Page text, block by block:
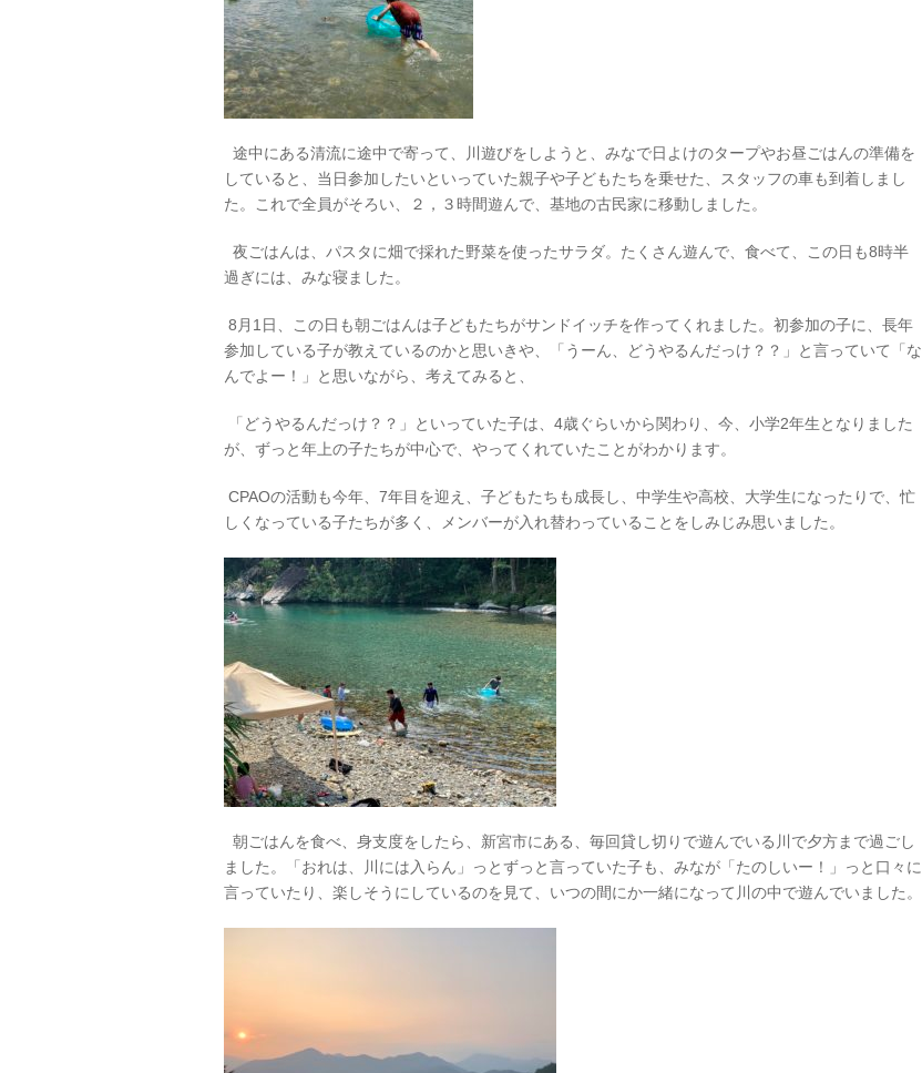
途中にある清流に途中で寄って、川遊びをしようと、みなで日よけのタープやお昼ごはんの準備を
していると、当日参加したいといっていた親子や子どもたちを乗せた、スタッフの車も到着しまし
た。これで全員がそろい、２，３時間遊んで、基地の古民家に移動しました。
夜ごはんは、パスタに畑で採れた野菜を使ったサラダ。たくさん遊んで、食べて、この日も8時半
過ぎには、みな寝ました。
8月1日、この日も朝ごはんは子どもたちがサンドイッチを作ってくれました。初参加の子に、長年
参加している子が教えているのかと思いきや、「うーん、どうやるんだっけ？？」と言っていて「な
んでよー！」と思いながら、考えてみると、
「どうやるんだっけ？？」といっていた子は、4歳ぐらいから関わり、今、小学2年生となりました
が、ずっと年上の子たちが中心で、やってくれていたことがわかります。
CPAOの活動も今年、7年目を迎え、子どもたちも成長し、中学生や高校、大学生になったりで、忙
しくなっている子たちが多く、メンバーが入れ替わっていることをしみじみ思いました。
朝ごはんを食べ、身支度をしたら、新宮市にある、毎回貸し切りで遊んでいる川で夕方まで過ごし
ました。「おれは、川には入らん」っとずっと言っていた子も、みなが「たのしいー！」っと口々に
言っていたり、楽しそうにしているのを見て、いつの間にか一緒になって川の中で遊んでいました。